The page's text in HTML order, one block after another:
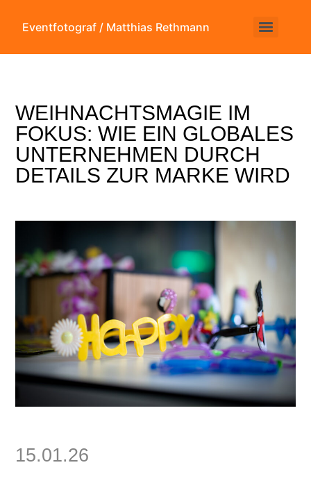
Eventfotograf / Matthias Rethmann
WEIHNACHTSMAGIE IM
FOKUS: WIE EIN GLOBALES
UNTERNEHMEN DURCH
DETAILS ZUR MARKE WIRD
15.01.26